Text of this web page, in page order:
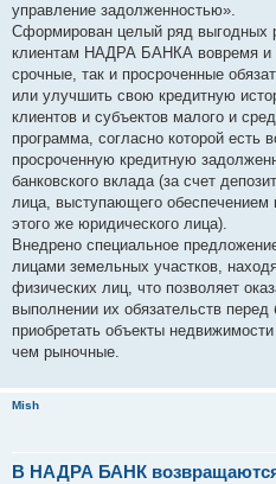
управление задолженностью».
Сформирован целый ряд выгодных
клиентам НАДРА БАНКА вовремя и
срочные, так и просроченные
или улучшить свою кредитную
клиентов и субъектов малого и
программа, согласно которой есть
просроченную кредитную
банковского вклада (за счет
лица, выступающего обеспечением
этого же юридического лица).
Внедрено специальное
лицами земельных участков,
физических лиц, что позволяет
выполнении их обязательств
приобретать объекты
чем рыночные.
Mish
В НАДРА БАНК